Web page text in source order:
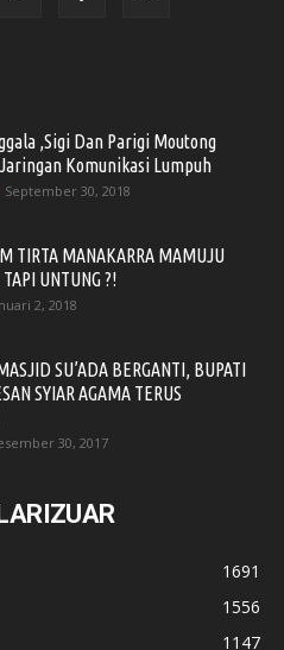
,Sigi Dan Parigi Moutong
Komunikasi Lumpuh
September 30, 2018
TIRTA MANAKARRA MAMUJU
TAPI UNTUNG ?!
2, 2018
SU’ADA BERGANTI, BUPATI
SYIAR AGAMA TERUS
30, 2017
1691
1556
1147